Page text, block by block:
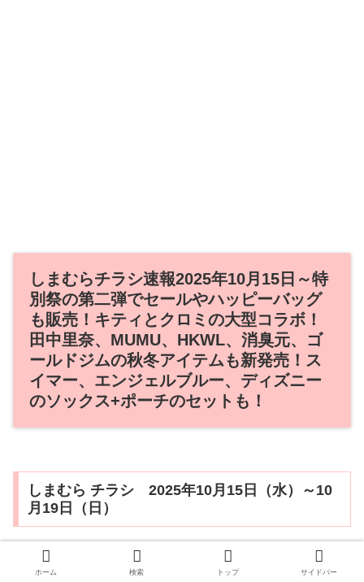
しまむらチラシ速報2025年10月15日～特
別祭の第二弾でセールやハッピーバッグ
も販売！キティとクロミの大型コラボ！
田中里奈、MUMU、HKWL、消臭元、ゴ
ールドジムの秋冬アイテムも新発売！ス
イマー、エンジェルブルー、ディズニー
のソックス+ポーチのセットも！
しまむら チラシ 2025年10月15日（水）～10
月19日（日）
半期に一度の特別祭！第二弾！
ホーム 検索 トップ サイドバー